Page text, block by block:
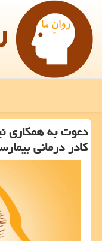
دعوت به همكاری
كادر درمانی